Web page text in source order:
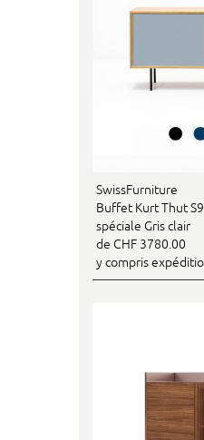
SwissFurniture
Buffet Kurt Thut
spéciale Gris clair
de CHF 3780.00
y compris